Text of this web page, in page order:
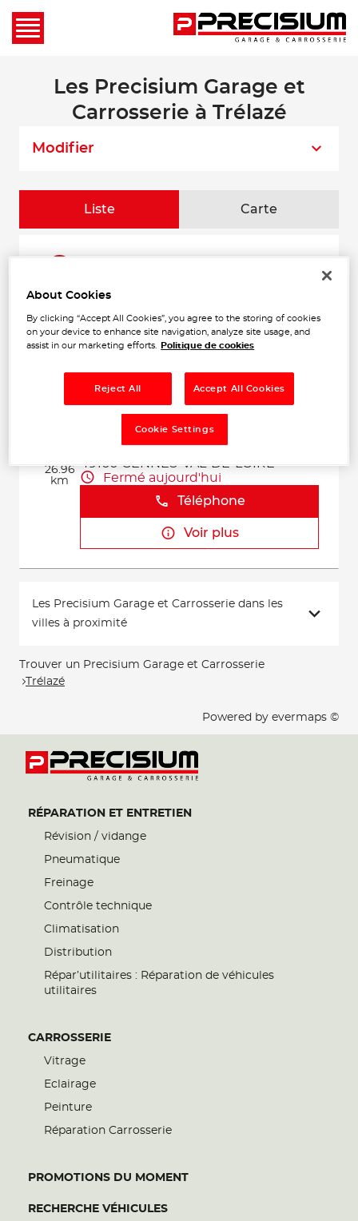
Les Precisium Garage et
Carrosserie à Trélazé
Modifier
Liste Carte
km
49240 AVRILLE
Téléphone
26.96
km
MECA'NONO
49160 GENNES-VAL-DE-LOIRE
Fermé aujourd'hui
Téléphone
Voir plus
Les Precisium Garage et Carrosserie dans les
villes à proximité
Trouver un Precisium Garage et Carrosserie
Trélazé
Powered by evermaps ©
RÉPARATION ET ENTRETIEN
Révision / vidange
Pneumatique
Freinage
Contrôle technique
Climatisation
Distribution
Répar’utilitaires : Réparation de véhicules
utilitaires
CARROSSERIE
Vitrage
Eclairage
Peinture
Réparation Carrosserie
PROMOTIONS DU MOMENT
RECHERCHE VÉHICULES
About Cookies
By clicking “Accept All Cookies”, you agree to the storing of cookies
on your device to enhance site navigation, analyze site usage, and
assist in our marketing efforts.
Politique de cookies
Reject All Accept All Cookies
Cookie Settings